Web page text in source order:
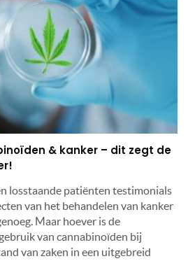
& kanker – dit zegt de
losstaande patiënten testimonials
van het behandelen van kanker
Maar hoever is de
van cannabinoïden bij
van zaken in een uitgebreid